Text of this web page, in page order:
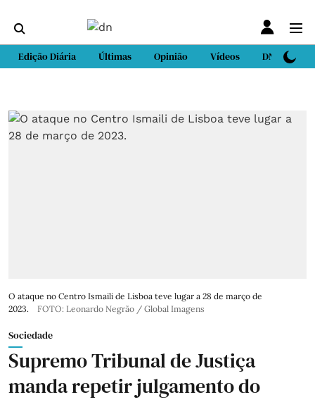
Edição Diária Últimas Opinião Vídeos DN Sport
O ataque no Centro Ismaili de Lisboa teve lugar a 28 de março de
2023.
FOTO: Leonardo Negrão / Global Imagens
Sociedade
Supremo Tribunal de Justiça
manda repetir julgamento do